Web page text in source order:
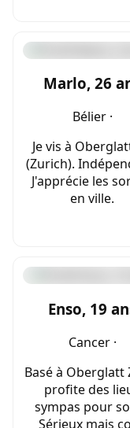
Marlo, 26
Bélier ·
Je vis à
(Zurich).
J'apprécie les
en ville.
Enso, 19
Cancer ·
Basé à Oberglatt
profite des
sympas pour
Sérieux mais